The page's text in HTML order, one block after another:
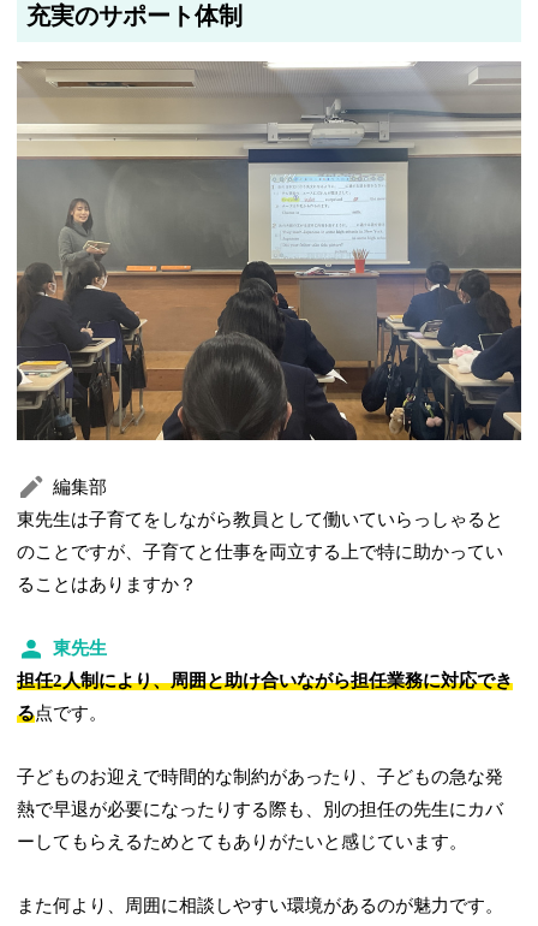
充実のサポート体制
編集部
東先生は子育てをしながら教員として働いていらっしゃると
のことですが、子育てと仕事を両立する上で特に助かってい
ることはありますか？
東先生
担任2人制により、周囲と助け合いながら担任業務に対応でき
る点です。
子どものお迎えで時間的な制約があったり、子どもの急な発
熱で早退が必要になったりする際も、別の担任の先生にカバ
ーしてもらえるためとてもありがたいと感じています。
また何より、周囲に相談しやすい環境があるのが魅力です。